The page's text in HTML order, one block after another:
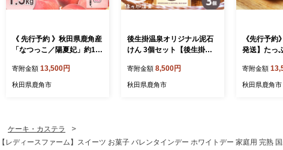
《 先行予約 》秋田県鹿角産
「なつっこ／陽夏妃」約1.5
8月下旬発送開始【由右衛門
果樹園】 希少 桃 もも モモ
鹿角市 鹿角 送料無料
寄附金額 13,500円
秋田県鹿角市
後生掛温泉オリジナル泥石
けん 3個セット【後生掛温
石けん 温泉成分 美白 秋田
県 秋田 あきた 鹿角市 鹿角
寄附金額 8,500円
秋田県鹿角市
《先行予約
発送】たっ
り）【レデ
ム】小分け
寄附金額
秋田県鹿角市
ケーキ・カステラ
レディースファーム】スイーツ お菓子 バレンタインデー ホワイトデー 家庭用 完熟